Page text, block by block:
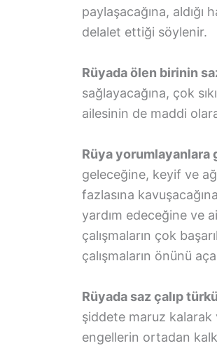
paylaşacağına,
delalet ettiği söylenir.
Rüyada ölen birinin
sağlayacağına, çok
ailesinin de maddi
Rüya yorumlayanlara
geleceğine, keyif ve
fazlasına
yardım edeceğine ve
çalışmaların çok
çalışmaların önünü
Rüyada saz çalıp
şiddete maruz kalarak
engellerin ortadan